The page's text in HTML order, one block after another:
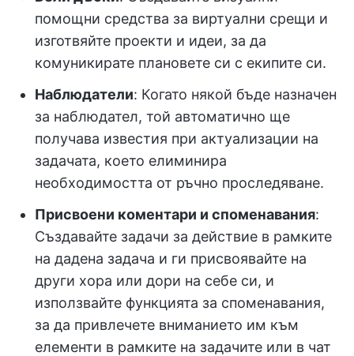
помощни средства за виртуални срещи и
изготвяйте проекти и идеи, за да
комуникирате плановете си с екипите си.
Наблюдатели: Когато някой бъде назначен
за наблюдател, той автоматично ще
получава известия при актуализации на
задачата, което елиминира
необходимостта от ръчно проследяване.
Присвоени коментари и споменавания:
Създавайте задачи за действие в рамките
на дадена задача и ги присвоявайте на
други хора или дори на себе си, и
използвайте функцията за споменавания,
за да привлечете вниманието им към
елементи в рамките на задачите или в чат